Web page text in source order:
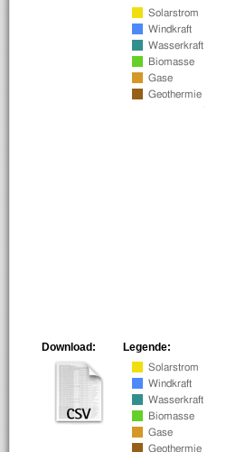
Legende:
Download: